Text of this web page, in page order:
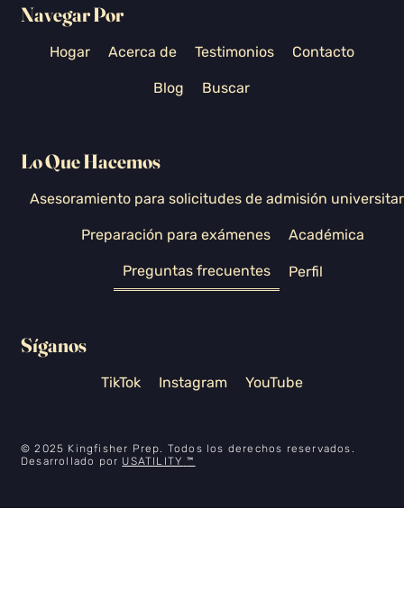
Navegar Por
Hogar Acerca de Testimonios Contacto
Blog Buscar
Lo Que Hacemos
Asesoramiento para solicitudes de admisión
Preparación para exámenes Académica
Preguntas frecuentes Perfil
Síganos
TikTok Instagram YouTube
© 2025 Kingfisher Prep. Todos los derechos reservados.
Desarrollado por USATILITY ™